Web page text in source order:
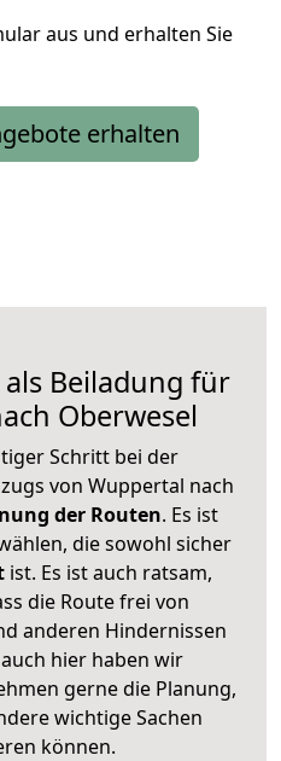
aus und erhalten Sie
erhalten
Beiladung für
Oberwesel
Schritt bei der
von Wuppertal nach
der Routen. Es ist
die sowohl sicher
ist. Es ist auch ratsam,
die Route frei von
anderen Hindernissen
hier haben wir
gerne die Planung,
wichtige Sachen
können.